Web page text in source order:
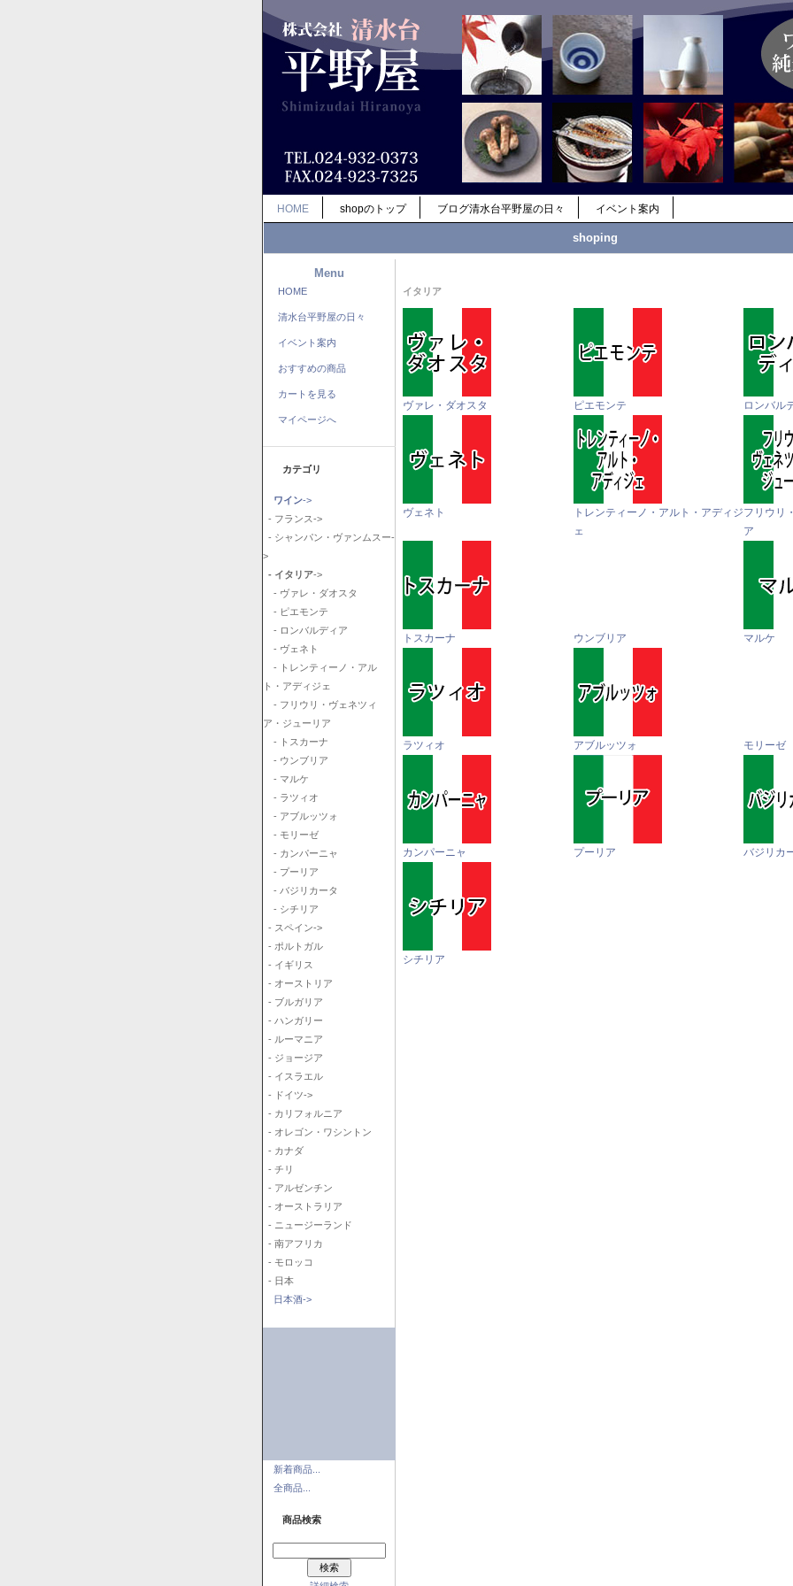
HOME shopのトップ ブログ清水台平野屋の日々 イベント案内
shoping
Menu
HOME
清水台平野屋の日々
イベント案内
おすすめの商品
カートを見る
マイページへ
カテゴリ
ワイン->
- フランス->
- シャンパン・ヴァンムスー-
>
- イタリア->
- ヴァレ・ダオスタ
- ピエモンテ
- ロンバルディア
- ヴェネト
- トレンティーノ・アル
ト・アディジェ
- フリウリ・ヴェネツィ
ア・ジューリア
- トスカーナ
- ウンブリア
- マルケ
- ラツィオ
- アブルッツォ
- モリーゼ
- カンパーニャ
- プーリア
- バジリカータ
- シチリア
- スペイン->
- ポルトガル
- イギリス
- オーストリア
- ブルガリア
- ハンガリー
- ルーマニア
- ジョージア
- イスラエル
- ドイツ->
- カリフォルニア
- オレゴン・ワシントン
- カナダ
- チリ
- アルゼンチン
- オーストラリア
- ニュージーランド
- 南アフリカ
- モロッコ
- 日本
日本酒->
新着商品...
全商品...
商品検索
イタリア
ヴァレ・ダオスタ ピエモンテ ロンバル
ヴェネト
トレンティーノ・アルト・アディジ
ェ
フリウリ
ア
トスカーナ ウンブリア マルケ
ラツィオ アブルッツォ モリーゼ
カンパーニャ プーリア バジリカ
シチリア